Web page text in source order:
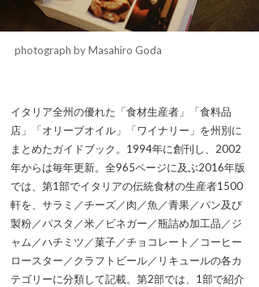
photograph by Masahiro Goda
イタリア全州の優れた「食材生産者」「食料品
店」「オリーブオイル」「ワイナリー」を州別に
まとめたガイドブック。1994年に創刊し、2002
年からは毎年更新。全965ページに及ぶ2016年版
では、第1部でイタリアの伝統食材の生産者1500
軒を、サラミ／チーズ／肉／魚／青果／パン及び
製粉／パスタ／米／ビネガー／瓶詰め加工品／ジ
ャム／ハチミツ／菓子／チョコレート／コーヒー
ロースター／クラフトビール／リキュールの各カ
テゴリーに分類して記載。第2部では、1部で紹介